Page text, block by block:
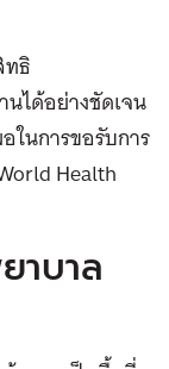
ทธิ
ได้อย่างชัดเจน
ในการขอรับการ
Health
าบาล